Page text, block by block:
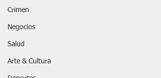
Crimen
Negocios
Salud
Arte & Cultura